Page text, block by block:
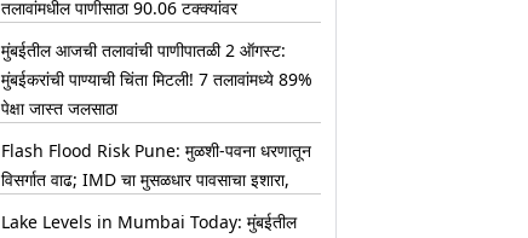
तलावांमधील पाणीसाठा 90.06 टक्क्यांवर
मुंबईतील आजची तलावांची पाणीपातळी 2 ऑगस्ट:
मुंबईकरांची पाण्याची चिंता मिटली! 7 तलावांमध्ये 89%
पेक्षा जास्त जलसाठा
Flash Flood Risk Pune: मुळशी-पवना धरणातून
विसर्गात वाढ; IMD चा मुसळधार पावसाचा इशारा,
Lake Levels in Mumbai Today: मुंबईतील